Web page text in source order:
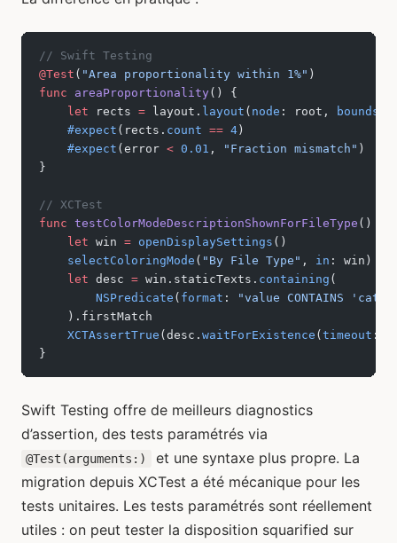
// Swift Testing
@Test ( "Area proportionality within 1%" )
func areaProportionality() {
    let
rects = layout. layout ( node : root, bounds
    #expect
(rects. count == 4)
    #expect
(error < 0.01 , "Fraction mismatch" )
}
// XCTest
func testColorModeDescriptionShownForFileType ()
    let
win = openDisplaySettings ()
    selectColoringMode
( "By File Type" , in : win)
    let
desc = win.staticTexts. containing (
        NSPredicate
( format :
"value CONTAINS
    ).firstMatch
    XCTAssertTrue
(desc. waitForExistence (timeout :
}
Swift Testing offre de meilleurs diagnostics
d’assertion, des tests paramétrés via
@Test(arguments:)
et une syntaxe plus propre. La
migration depuis XCTest a été mécanique pour les
tests unitaires. Les tests paramétrés sont réellement
utiles : on peut tester la disposition squarified sur